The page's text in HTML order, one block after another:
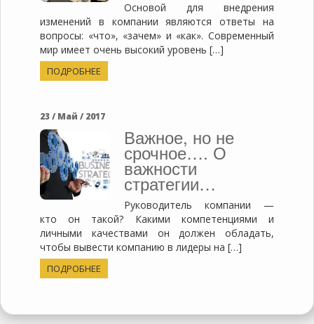
Основой для внедрения
изменений в компании являются ответы на
вопросы: «что», «зачем» и «как». Современный
мир имеет очень высокий уровень […]
ПОДРОБНЕЕ
23 / Май / 2017
Важное, но не
срочное…. О
важности
стратегии…
Руководитель компании —
кто он такой? Какими компетенциями и
личными качествами он должен обладать,
чтобы вывести компанию в лидеры на […]
ПОДРОБНЕЕ